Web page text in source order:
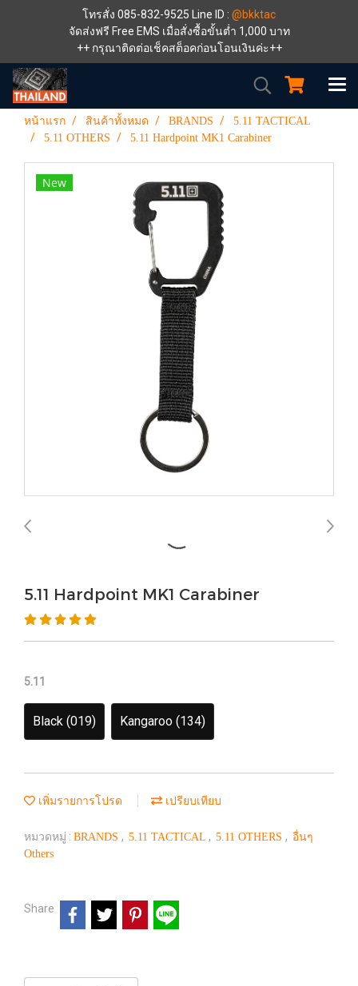
โทรสั่ง 085-832-9525 Line ID : @bkktac
จัดส่งฟรี Free EMS เมื่อสั่งซื้อขั้นต่ำ 1,000 บาท
++ กรุณาติดต่อเช็คสต็อคก่อนโอนเงินค่ะ++
หน้าแรก สินค้าทั้งหมด BRANDS
5.11 TACTICAL
5.11 OTHERS
5.11 Hardpoint MK1 Carabiner
New
5.11 Hardpoint MK1 Carabiner
5.11
Black (019) Kangaroo (134)
เพิ่มรายการโปรด เปรียบเทียบ
หมวดหมู่ : BRANDS , 5.11 TACTICAL , 5.11 OTHERS , อื่นๆ
Others
Share